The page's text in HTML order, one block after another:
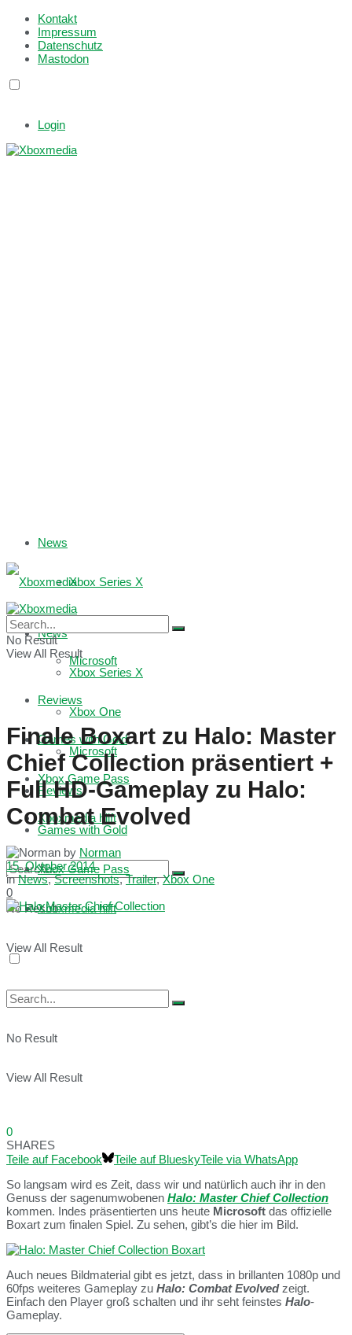
Kontakt
Impressum
Datenschutz
Mastodon
Login
News
Xbox Series X
Microsoft
Reviews
Games with Gold
Xbox Game Pass
Xboxmedia hilft
No Result
View All Result
News
Xbox Series X
Xbox One
Microsoft
Reviews
Games with Gold
Xbox Game Pass
Xboxmedia hilft
No Result
View All Result
No Result
View All Result
Finale Boxart zu Halo: Master
Chief Collection präsentiert +
Full HD-Gameplay zu Halo:
Combat Evolved
by Norman
15. Oktober 2014
in News,Screenshots,Trailer,Xbox One
0
0
SHARES
Teile auf Facebook
Teile auf BlueskyTeile via WhatsApp
So langsam wird es Zeit, dass wir und natürlich auch ihr in den
Genuss der sagenumwobenen Halo: Master Chief Collection
kommen. Indes präsentierten uns heute Microsoft das offizielle
Boxart zum finalen Spiel. Zu sehen, gibt’s die hier im Bild.
Auch neues Bildmaterial gibt es jetzt, dass in brillanten 1080p und
60fps weiteres Gameplay zu Halo: Combat Evolved zeigt.
Einfach den Player groß schalten und ihr seht feinstes Halo-
Gameplay.